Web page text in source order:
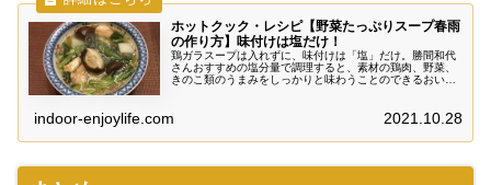
ホットクック・レシピ【野菜たっぷりスープ春雨
の作り方】味付けは塩だけ！
鶏ガラスープは入れずに、味付けは「塩」だけ。勝間和代
さんおすすめの塩分量で調理すると、素材の鶏肉、野菜、
きのこ類のうまみをしっかりと味わうことのできるおいし
indoor-enjoylife.com 2021.10.28